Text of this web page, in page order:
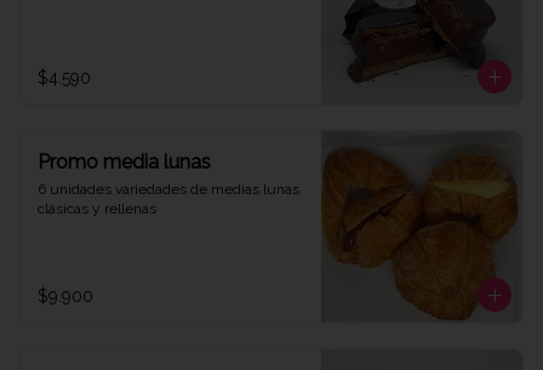
$4.590
Promo media lunas
6 unidades variedades de medias lunas
clásicas y rellenas
$9.900